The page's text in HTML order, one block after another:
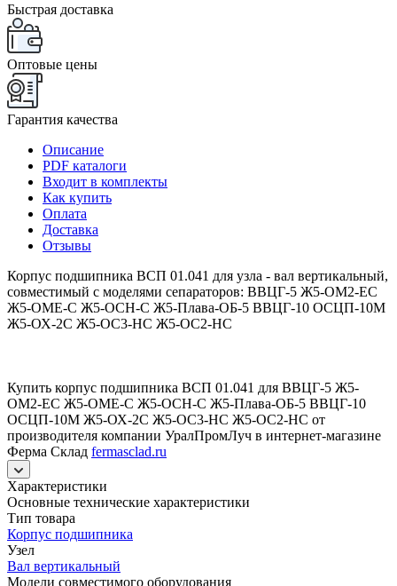
Быстрая доставка
Оптовые цены
Гарантия качества
Описание
PDF каталоги
Входит в комплекты
Как купить
Оплата
Доставка
Отзывы
Корпус подшипника ВСП 01.041 для узла - вал вертикальный,
совместимый с моделями сепараторов: ВВЦГ-5 Ж5-ОМ2-ЕС
Ж5-ОМЕ-С Ж5-ОСН-С Ж5-Плава-ОБ-5 ВВЦГ-10 ОСЦП-10М
Ж5-ОХ-2С Ж5-ОС3-НС Ж5-ОС2-НС
Купить корпус подшипника ВСП 01.041 для ВВЦГ-5 Ж5-
ОМ2-ЕС Ж5-ОМЕ-С Ж5-ОСН-С Ж5-Плава-ОБ-5 ВВЦГ-10
ОСЦП-10М Ж5-ОХ-2С Ж5-ОС3-НС Ж5-ОС2-НС от
производителя компании УралПромЛуч в интернет-магазине
Ферма Склад fermasclad.ru
Характеристики
Основные технические характеристики
Тип товара
Корпус подшипника
Узел
Вал вертикальный
Модели совместимого оборудования